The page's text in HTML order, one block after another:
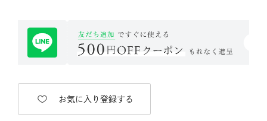
お気に入り登録する